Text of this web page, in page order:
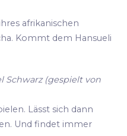
afrikanischen
Kommt dem Hansueli
Schwarz (gespielt von
Lässt sich dann
Und findet immer